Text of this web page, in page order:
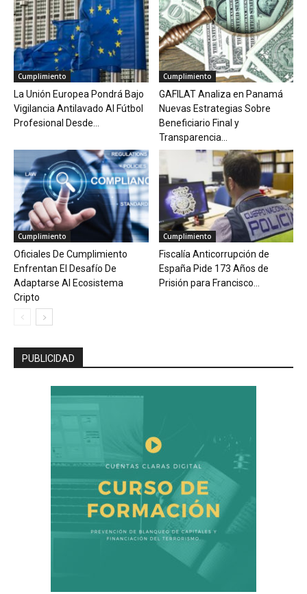
Cumplimiento
La Unión Europea Pondrá Bajo
Vigilancia Antilavado Al Fútbol
Profesional Desde...
Cumplimiento
GAFILAT Analiza en Panamá
Nuevas Estrategias Sobre
Beneficiario Final y
Transparencia...
Cumplimiento
Oficiales De Cumplimiento
Enfrentan El Desafío De
Adaptarse Al Ecosistema
Cripto
Cumplimiento
Fiscalía Anticorrupción de
España Pide 173 Años de
Prisión para Francisco...
PUBLICIDAD